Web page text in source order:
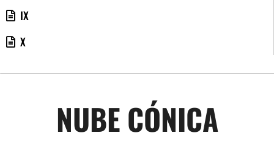
IX
X
NUBE CÓNICA